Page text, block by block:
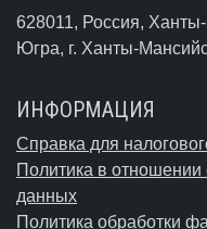
628011, Россия,
Югра, г. Ханты-
ИНФОРМАЦИЯ
Справка для
Политика в
данных
Политика обработки